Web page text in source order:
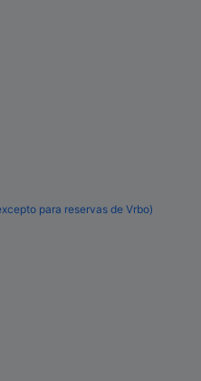
para reservas de Vrbo)